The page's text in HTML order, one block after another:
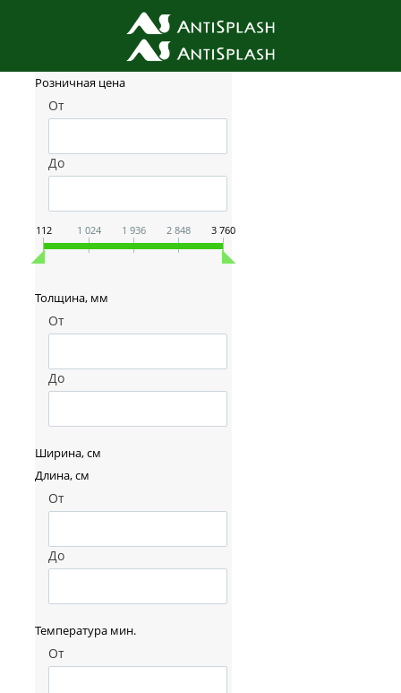
Фильтр товаров
Розничная цена
От
До
112 1 024 1 936 2 848 3 760
Толщина, мм
От
До
Ширина, см
Длина, см
От
До
Температура мин.
От